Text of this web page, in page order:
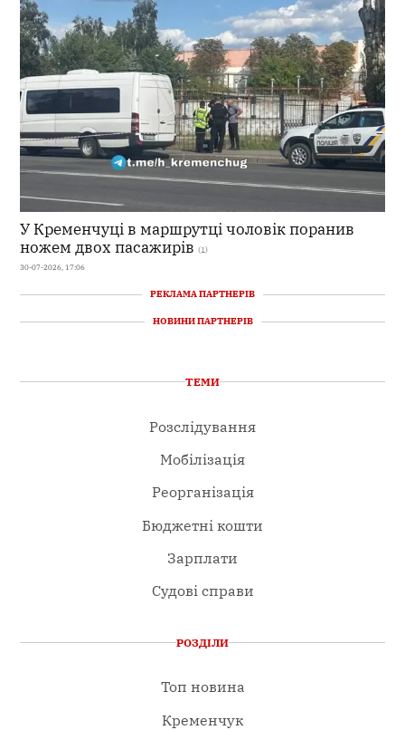
У Кременчуці в маршрутці чоловік поранив
ножем двох пасажирів (1)
30-07-2026, 17:06
РЕКЛАМА ПАРТНЕРІВ
НОВИНИ ПАРТНЕРІВ
ТЕМИ
Розслідування
Мобілізація
Реорганізація
Бюджетні кошти
Зарплати
Судові справи
РОЗДІЛИ
Топ новина
Кременчук